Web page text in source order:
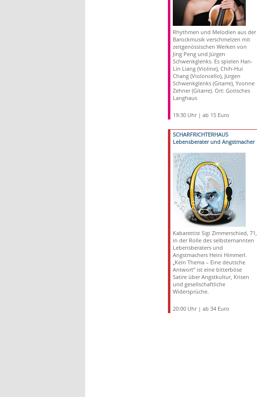
Rhythmen und Melodien aus der
Barockmusik verschmelzen mit
zeitgenössischen Werken von
Jing Peng und Jürgen
Schwenkglenks. Es spielen Han-
Lin Liang (Violine), Chih-Hui
Chang (Violoncello), Jürgen
Schwenkglenks (Gitarre), Yvonne
Zehner (Gitarre). Ort: Gotisches
Langhaus
19:30 Uhr | ab 15 Euro
SCHARFRICHTERHAUS
Lebensberater und Angstmacher
Kabarettist Sigi Zimmerschied, 71,
in der Rolle des selbsternannten
Lebensberaters und
Angstmachers Heini Himmerl.
„Kein Thema – Eine deutsche
Antwort“ ist eine bitterböse
Satire über Angstkultur, Krisen
und gesellschaftliche
Widersprüche.
20:00 Uhr | ab 34 Euro